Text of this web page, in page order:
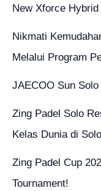
New Xforce Hybrid
Nikmati
Melalui Program
JAECOO Sun
Zing Padel Solo
Kelas Dunia di Solo
Zing Padel Cup
Tournament!